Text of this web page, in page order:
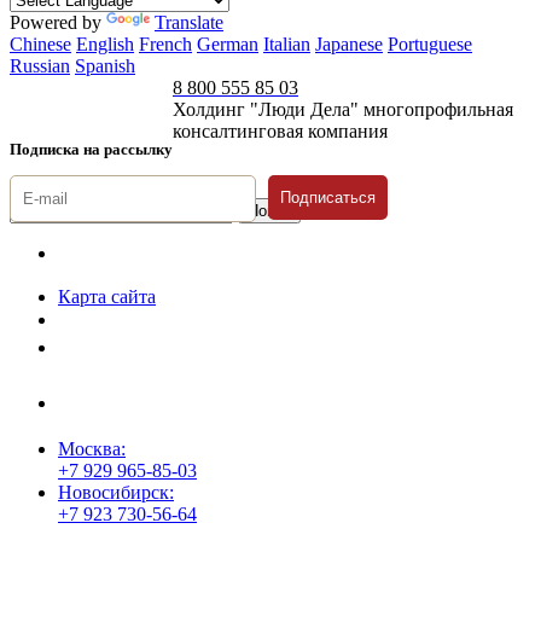
Powered by
Translate
Chinese English French German Italian Japanese Portuguese
Russian Spanish
Подписка на рассылку
8 800 555 85 03
Холдинг "Люди Дела" многопрофильная
консалтинговая компания
Подписаться
Карта сайта
Москва:
+7 929 965-85-03
Новосибирск:
+7 923 730-56-64